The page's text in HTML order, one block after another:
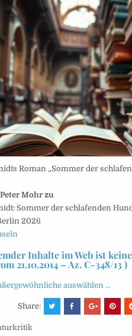
Roman „Sommer der
Mohr zu
Sommer der schlafenden
2026
Inhalte im Web ist
21.10.2014 – Az. C-348/13 )
auswählen …
Share: